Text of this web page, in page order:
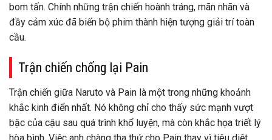
bom tấn. Chính những trận chiến hoành tráng, mãn nhãn và
đầy cảm xúc đã biến bộ phim thành hiện tượng giải trí toàn
cầu.
Trận chiến chống lại Pain
Trận chiến giữa Naruto và Pain là một trong những khoảnh
khắc kinh điển nhất. Nó không chỉ cho thấy sức mạnh vượt
bậc của cậu sau quá trình khổ luyện, mà còn khắc họa triết lý